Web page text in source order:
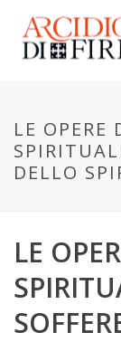
LE OPERE
DELLO
LE